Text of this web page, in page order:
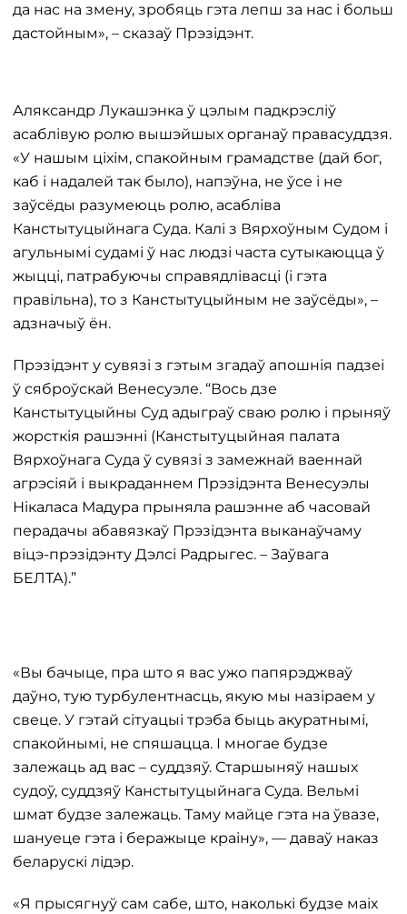
да нас на змену, зробяць гэта лепш за нас і больш
дастойным», – сказаў Прэзідэнт.
Аляксандр Лукашэнка ў цэлым падкрэсліў
асаблівую ролю вышэйшых органаў правасуддзя.
«У нашым ціхім, спакойным грамадстве (дай бог,
каб і надалей так было), напэўна, не ўсе і не
заўсёды разумеюць ролю, асабліва
Канстытуцыйнага Суда. Калі з Вярхоўным Судом і
агульнымі судамі ў нас людзі часта сутыкаюцца ў
жыцці, патрабуючы справядлівасці (і гэта
правільна), то з Канстытуцыйным не заўсёды», –
адзначыў ён.
Прэзідэнт у сувязі з гэтым згадаў апошнія падзеі
ў сяброўскай Венесуэле. “Вось дзе
Канстытуцыйны Суд адыграў сваю ролю і прыняў
жорсткія рашэнні (Канстытуцыйная палата
Вярхоўнага Суда ў сувязі з замежнай ваеннай
агрэсіяй і выкраданнем Прэзідэнта Венесуэлы
Нікаласа Мадура прыняла рашэнне аб часовай
перадачы абавязкаў Прэзідэнта выканаўчаму
віцэ-прэзідэнту Дэлсі Радрыгес. – Заўвага
БЕЛТА).”
«Вы бачыце, пра што я вас ужо папярэджваў
даўно, тую турбулентнасць, якую мы назіраем у
свеце. У гэтай сітуацыі трэба быць акуратнымі,
спакойнымі, не спяшацца. І многае будзе
залежаць ад вас – суддзяў. Старшыняў нашых
судоў, суддзяў Канстытуцыйнага Суда. Вельмі
шмат будзе залежаць. Таму майце гэта на ўвазе,
шануеце гэта і беражыце краіну», — даваў наказ
беларускі лідэр.
«Я прысягнуў сам сабе, што, наколькі будзе маіх